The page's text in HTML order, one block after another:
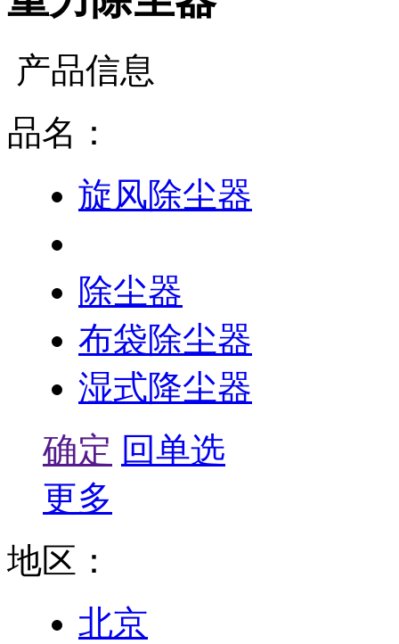
产品信息
品名：
旋风除尘器
除尘器
布袋除尘器
湿式降尘器
确定 回单选
更多
地区：
北京